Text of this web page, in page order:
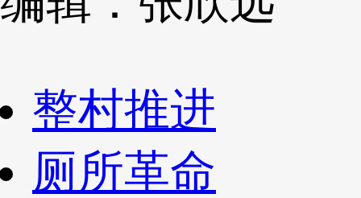
整村推进
厕所革命